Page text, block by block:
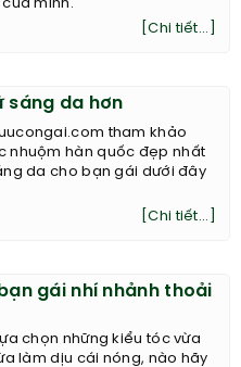
mình.
[Chi tiết...]
sáng da hơn
tham khảo
nhuộm hàn quốc đẹp nhất
da cho bạn gái dưới đây
[Chi tiết...]
gái nhí nhảnh thoải
chọn những kiểu tóc vừa
làm dịu cái nóng, nào hãy